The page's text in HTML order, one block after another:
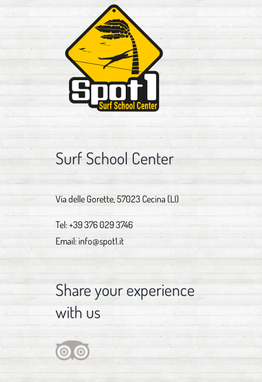
Surf School Center
Via delle Gorette, 57023 Cecina (LI)
Tel:+39 376 029 3746
Email: info@spot1.it
Share your experience
with us